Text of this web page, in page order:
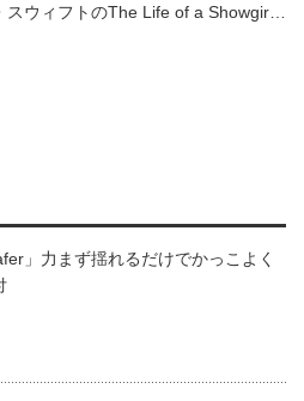
スウィフトのThe Life of a Showgir…
」力まず揺れるだけでかっこよく